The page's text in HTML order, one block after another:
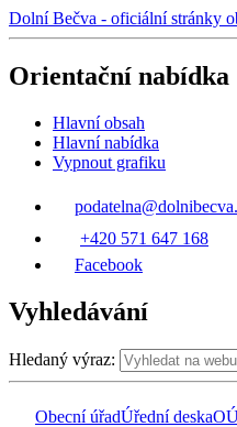
Dolní Bečva - oficiální stránky
Orientační nabídka
Hlavní obsah
Hlavní nabídka
Vypnout grafiku
+420 571 647 168
Facebook
Vyhledávání
Hledaný výraz:
Obecní úřadÚřední deska